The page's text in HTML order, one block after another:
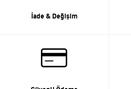
İade & Değişim